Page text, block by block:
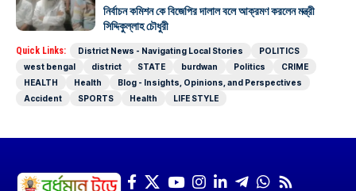
নির্বাচন কমিশন কে বিজেপির দালাল বলে আক্রমণ করলেন মন্ত্রী
সিদ্দিকুল্লাহ চৌধুরী
Quick Links: District News - Navigating Local Stories
POLITICS
west bengal
district STATE burdwan Politics
CRIME
HEALTH
Health
Blog - Insights, Opinions, and Perspectives
Accident
SPORTS Health LIFE STYLE